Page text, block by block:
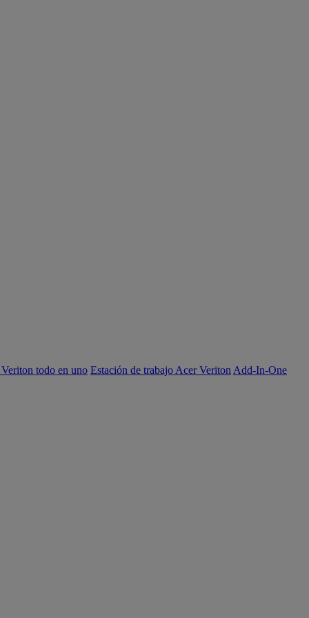
todo en uno Estación de trabajo Acer Veriton Add-In-One